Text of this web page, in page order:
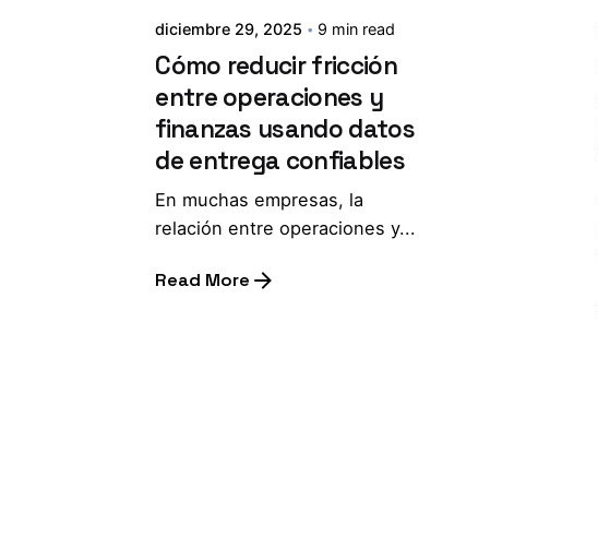
diciembre 29, 2025 9 min read
Cómo reducir fricción
entre operaciones y
finanzas usando datos
de entrega confiables
En muchas empresas, la
relación entre operaciones y...
Read More